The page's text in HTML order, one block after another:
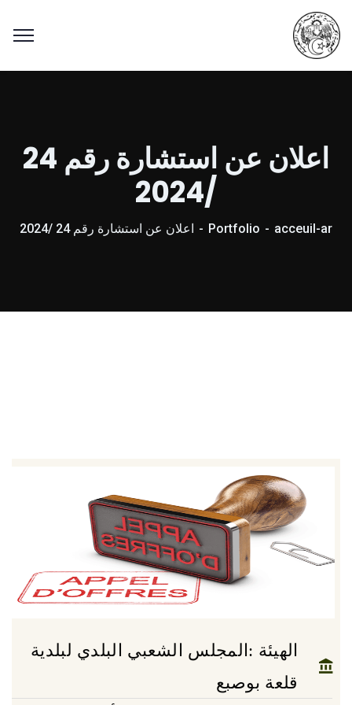
اعلان عن استشارة رقم 24
/2024
acceuil-ar
Portfolio اعلان عن استشارة رقم 24 /2024
الهيئة :المجلس الشعبي البلدي لبلدية
قلعة بوصبع